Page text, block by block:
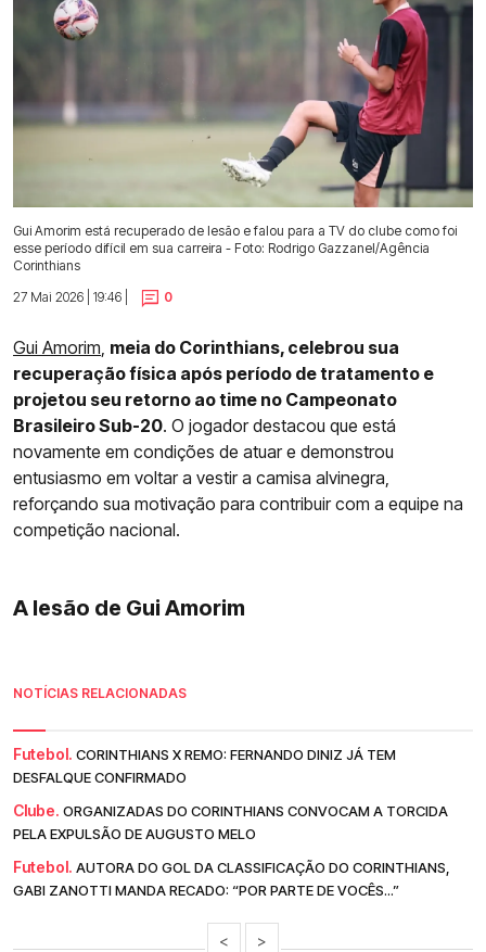
Gui Amorim está recuperado de lesão e falou para a TV do clube como foi
esse período difícil em sua carreira - Foto: Rodrigo Gazzanel/Agência
Corinthians
27 Mai 2026 | 19:46 |
0
Gui Amorim meia do Corinthians, celebrou sua
recuperação física após período de tratamento e
projetou seu retorno ao time no Campeonato
Brasileiro Sub-20. O jogador destacou que está
novamente em condições de atuar e demonstrou
entusiasmo em voltar a vestir a camisa alvinegra,
reforçando sua motivação para contribuir com a equipe na
competição nacional.
A lesão de Gui Amorim
NOTÍCIAS RELACIONADAS
Futebol. CORINTHIANS X REMO: FERNANDO DINIZ JÁ TEM
DESFALQUE CONFIRMADO
Clube. ORGANIZADAS DO CORINTHIANS CONVOCAM A TORCIDA
PELA EXPULSÃO DE AUGUSTO MELO
Futebol. AUTORA DO GOL DA CLASSIFICAÇÃO DO CORINTHIANS,
GABI ZANOTTI MANDA RECADO: “POR PARTE DE VOCÊS...”
< >